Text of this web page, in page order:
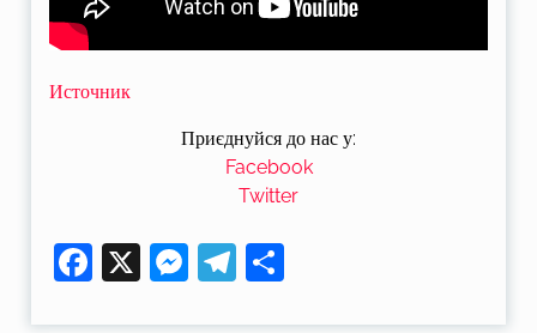
Источник
Facebook
X Messenger
Telegram
Приєднуйся до нас у:
Facebook
Twitter